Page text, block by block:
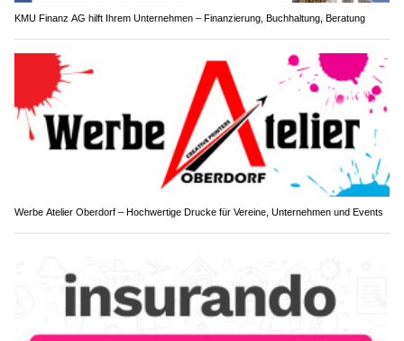
KMU Finanz AG hilft Ihrem Unternehmen – Finanzierung, Buchhaltung, Beratung
Werbe Atelier Oberdorf – Hochwertige Drucke für Vereine, Unternehmen und Events